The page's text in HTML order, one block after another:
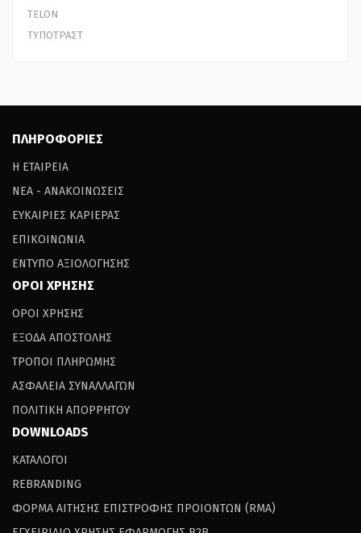
TELON
ΤΥΠΟΤΡΑΣΤ
ΠΛΗΡΟΦΟΡΙΕΣ
Η ΕΤΑΙΡΕΙΑ
ΝΕΑ - ΑΝΑΚΟΙΝΩΣΕΙΣ
ΕΥΚΑΙΡΙΕΣ ΚΑΡΙΕΡΑΣ
ΕΠΙΚΟΙΝΩΝΙΑ
ΕΝΤΥΠΟ ΑΞΙΟΛΟΓΗΣΗΣ
ΟΡΟΙ ΧΡΗΣΗΣ
ΟΡΟΙ ΧΡΗΣΗΣ
ΕΞΟΔΑ ΑΠΟΣΤΟΛΗΣ
ΤΡΟΠΟΙ ΠΛΗΡΩΜΗΣ
ΑΣΦΑΛΕΙΑ ΣΥΝΑΛΛΑΓΩΝ
ΠΟΛΙΤΙΚΗ ΑΠΟΡΡΗΤΟΥ
DOWNLOADS
ΚΑΤΑΛΟΓΟΙ
REBRANDING
ΦΟΡΜΑ ΑΙΤΗΣΗΣ ΕΠΙΣΤΡΟΦΗΣ ΠΡΟΙΟΝΤΩΝ (RΜΑ)